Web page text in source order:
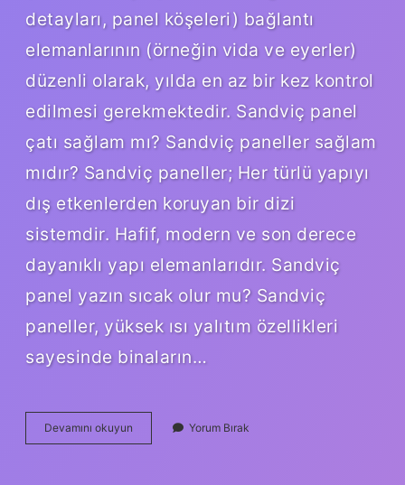
detayları, panel köşeleri) bağlantı
elemanlarının (örneğin vida ve eyerler)
düzenli olarak, yılda en az bir kez kontrol
edilmesi gerekmektedir. Sandviç panel
çatı sağlam mı? Sandviç paneller sağlam
mıdır? Sandviç paneller; Her türlü yapıyı
dış etkenlerden koruyan bir dizi
sistemdir. Hafif, modern ve son derece
dayanıklı yapı elemanlarıdır. Sandviç
panel yazın sıcak olur mu? Sandviç
paneller, yüksek ısı yalıtım özellikleri
sayesinde binaların…
Devamını okuyun Sandviç
Panel
Yorum Bırak